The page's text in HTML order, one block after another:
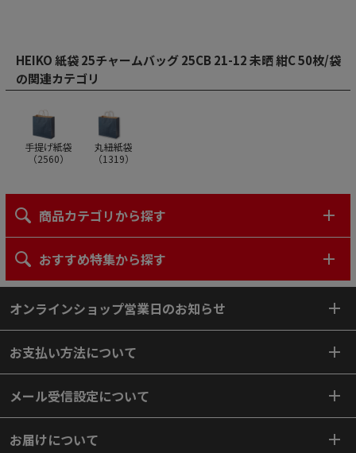
HEIKO 紙袋 25チャームバッグ 25CB 21-12 未晒 紺C 50枚/袋
の関連カテゴリ
手提げ紙袋
（2560）
丸紐紙袋
（1319）
商品カテゴリから探す
おすすめ特集から探す
オンラインショップ営業日のお知らせ
お支払い方法について
メール受信設定について
お届けについて